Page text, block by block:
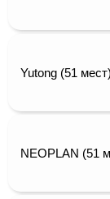
Yutong (51 мест)
NEOPLAN (51